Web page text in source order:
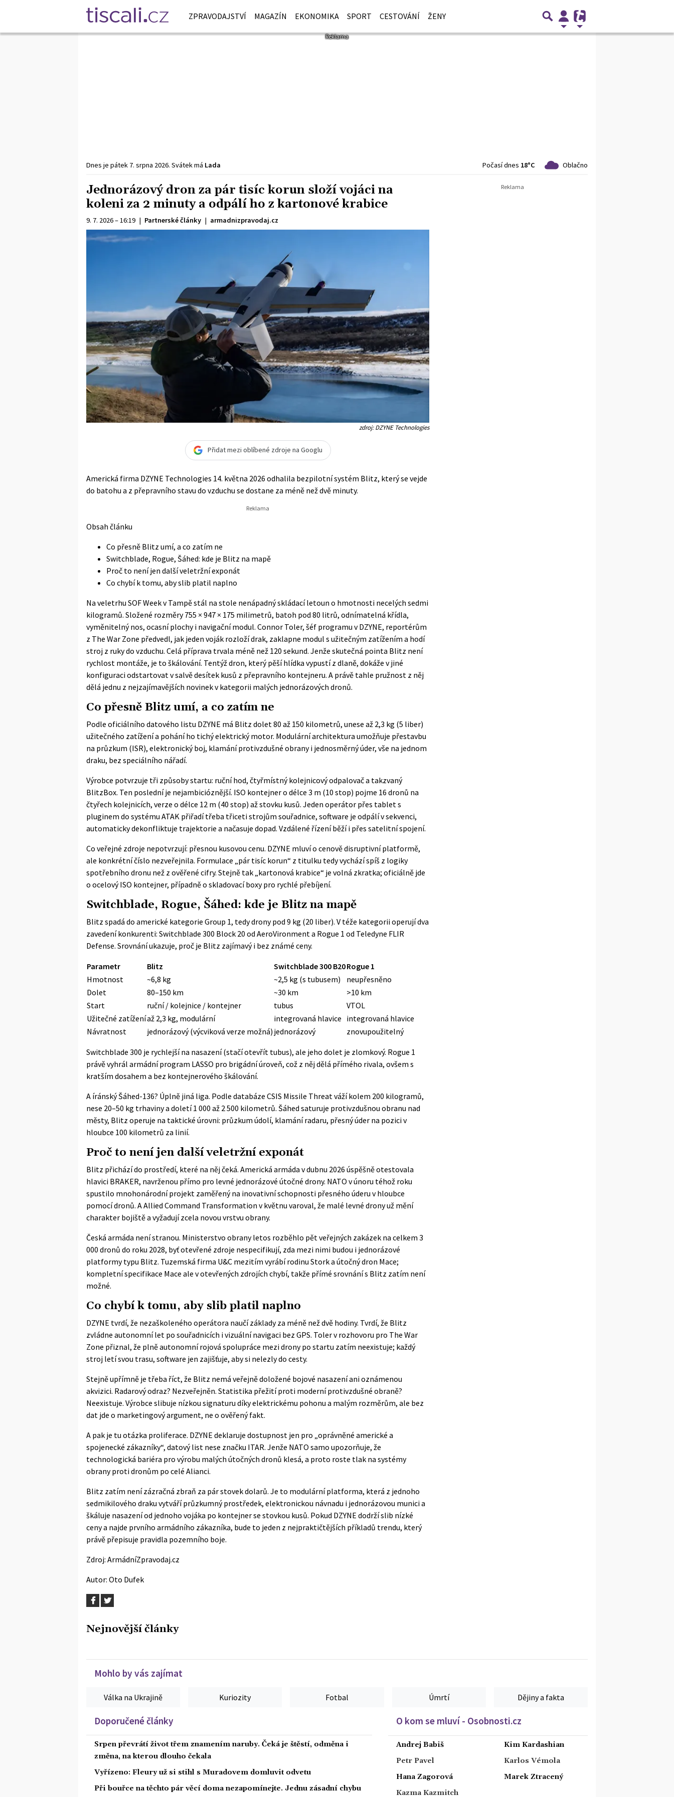
ZPRAVODAJSTVÍ MAGAZÍN EKONOMIKA SPORT CESTOVÁNÍ ŽENY
Dnes je pátek 7. srpna 2026. Svátek má Lada Počasí dnes 18°C Oblačno
Jednorázový dron za pár tisíc korun složí vojáci na
koleni za 2 minuty a odpálí ho z kartonové krabice
9. 7. 2026 – 16:19 | Partnerské články | armadnizpravodaj.cz
zdroj: DZYNE Technologies
Přidat mezi oblíbené zdroje na Googlu
Americká firma DZYNE Technologies 14. května 2026 odhalila bezpilotní systém Blitz, který se vejde
do batohu a z přepravního stavu do vzduchu se dostane za méně než dvě minuty.
Obsah článku
Co přesně Blitz umí, a co zatím ne
Switchblade, Rogue, Šáhed: kde je Blitz na mapě
Proč to není jen další veletržní exponát
Co chybí k tomu, aby slib platil naplno
Na veletrhu SOF Week v Tampě stál na stole nenápadný skládací letoun o hmotnosti necelých sedmi
kilogramů. Složené rozměry 755 × 947 × 175 milimetrů, batoh pod 80 litrů, odnímatelná křídla,
vyměnitelný nos, ocasní plochy i navigační modul. Connor Toler, šéf programu v DZYNE, reportérům
z The War Zone předvedl, jak jeden voják rozloží drak, zaklapne modul s užitečným zatížením a hodí
stroj z ruky do vzduchu. Celá příprava trvala méně než 120 sekund. Jenže skutečná pointa Blitz není
rychlost montáže, je to škálování. Tentýž dron, který pěší hlídka vypustí z dlaně, dokáže v jiné
konfiguraci odstartovat v salvě desítek kusů z přepravního kontejneru. A právě tahle pružnost z něj
dělá jednu z nejzajímavějších novinek v kategorii malých jednorázových dronů.
Co přesně Blitz umí, a co zatím ne
Podle oficiálního datového listu DZYNE má Blitz dolet 80 až 150 kilometrů, unese až 2,3 kg (5 liber)
užitečného zatížení a pohání ho tichý elektrický motor. Modulární architektura umožňuje přestavbu
na průzkum (ISR), elektronický boj, klamání protivzdušné obrany i jednosměrný úder, vše na jednom
draku, bez speciálního nářadí.
Výrobce potvrzuje tři způsoby startu: ruční hod, čtyřmístný kolejnicový odpalovač a takzvaný
BlitzBox. Ten poslední je nejambicióznější. ISO kontejner o délce 3 m (10 stop) pojme 16 dronů na
čtyřech kolejnicích, verze o délce 12 m (40 stop) až stovku kusů. Jeden operátor přes tablet s
pluginem do systému ATAK přiřadí třeba třiceti strojům souřadnice, software je odpálí v sekvenci,
automaticky dekonfliktuje trajektorie a načasuje dopad. Vzdálené řízení běží i přes satelitní spojení.
Co veřejné zdroje nepotvrzují: přesnou kusovou cenu. DZYNE mluví o cenově disruptivní platformě,
ale konkrétní číslo nezveřejnila. Formulace „pár tisíc korun“ z titulku tedy vychází spíš z logiky
spotřebního dronu než z ověřené cifry. Stejně tak „kartonová krabice“ je volná zkratka; oficiálně jde
o ocelový ISO kontejner, případně o skladovací boxy pro rychlé přebíjení.
Switchblade, Rogue, Šáhed: kde je Blitz na mapě
Blitz spadá do americké kategorie Group 1, tedy drony pod 9 kg (20 liber). V téže kategorii operují dva
zavedení konkurenti: Switchblade 300 Block 20 od AeroVironment a Rogue 1 od Teledyne FLIR
Defense. Srovnání ukazuje, proč je Blitz zajímavý i bez známé ceny.
Parametr Blitz Switchblade 300 B20Rogue 1
Hmotnost
~6,8 kg ~2,5 kg (s tubusem)
neupřesněno
Dolet
80–150 km ~30 km
>10 km
Start
ruční / kolejnice / kontejner tubus
VTOL
Užitečné zatíženíaž 2,3 kg, modulární integrovaná hlavice integrovaná hlavice
Návratnost
jednorázový (výcviková verze možná) jednorázový znovupoužitelný
Switchblade 300 je rychlejší na nasazení (stačí otevřít tubus), ale jeho dolet je zlomkový. Rogue 1
právě vyhrál armádní program LASSO pro brigádní úroveň, což z něj dělá přímého rivala, ovšem s
kratším dosahem a bez kontejnerového škálování.
A íránský Šáhed-136? Úplně jiná liga. Podle databáze CSIS Missile Threat váží kolem 200 kilogramů,
nese 20–50 kg trhaviny a doletí 1 000 až 2 500 kilometrů. Šáhed saturuje protivzdušnou obranu nad
městy, Blitz operuje na taktické úrovni: průzkum údolí, klamání radaru, přesný úder na pozici v
hloubce 100 kilometrů za linií.
Proč to není jen další veletržní exponát
Blitz přichází do prostředí, které na něj čeká. Americká armáda v dubnu 2026 úspěšně otestovala
hlavici BRAKER, navrženou přímo pro levné jednorázové útočné drony. NATO v únoru téhož roku
spustilo mnohonárodní projekt zaměřený na inovativní schopnosti přesného úderu v hloubce
pomocí dronů. A Allied Command Transformation v květnu varoval, že malé levné drony už mění
charakter bojiště a vyžadují zcela novou vrstvu obrany.
Česká armáda není stranou. Ministerstvo obrany letos rozběhlo pět veřejných zakázek na celkem 3
000 dronů do roku 2028, byť otevřené zdroje nespecifikují, zda mezi nimi budou i jednorázové
platformy typu Blitz. Tuzemská firma U&C mezitím vyrábí rodinu Stork a útočný dron Mace;
kompletní specifikace Mace ale v otevřených zdrojích chybí, takže přímé srovnání s Blitz zatím není
možné.
Co chybí k tomu, aby slib platil naplno
DZYNE tvrdí, že nezaškoleného operátora naučí základy za méně než dvě hodiny. Tvrdí, že Blitz
zvládne autonomní let po souřadnicích i vizuální navigaci bez GPS. Toler v rozhovoru pro The War
Zone přiznal, že plně autonomní rojová spolupráce mezi drony po startu zatím neexistuje; každý
stroj letí svou trasu, software jen zajišťuje, aby si nelezly do cesty.
Stejně upřímně je třeba říct, že Blitz nemá veřejně doložené bojové nasazení ani oznámenou
akvizici. Radarový odraz? Nezveřejněn. Statistika přežití proti moderní protivzdušné obraně?
Neexistuje. Výrobce slibuje nízkou signaturu díky elektrickému pohonu a malým rozměrům, ale bez
dat jde o marketingový argument, ne o ověřený fakt.
A pak je tu otázka proliferace. DZYNE deklaruje dostupnost jen pro „oprávněné americké a
spojenecké zákazníky“, datový list nese značku ITAR. Jenže NATO samo upozorňuje, že
technologická bariéra pro výrobu malých útočných dronů klesá, a proto roste tlak na systémy
obrany proti dronům po celé Alianci.
Blitz zatím není zázračná zbraň za pár stovek dolarů. Je to modulární platforma, která z jednoho
sedmikilového draku vytváří průzkumný prostředek, elektronickou návnadu i jednorázovou munici a
škáluje nasazení od jednoho vojáka po kontejner se stovkou kusů. Pokud DZYNE dodrží slib nízké
ceny a najde prvního armádního zákazníka, bude to jeden z nejpraktičtějších příkladů trendu, který
právě přepisuje pravidla pozemního boje.
Zdroj: ArmádníZpravodaj.cz
Autor: Oto Dufek
Nejnovější články
Mohlo by vás zajímat
Válka na Ukrajině Kuriozity Fotbal Úmrtí Dějiny a fakta
Doporučené články
Srpen převrátí život třem znamením naruby. Čeká je štěstí, odměna i
změna, na kterou dlouho čekala
Vyřízeno: Fleury už si stihl s Muradovem domluvit odvetu
Při bouřce na těchto pár věcí doma nezapomínejte. Jednu zásadní chybu
O kom se mluví - Osobnosti.cz
Andrej Babiš
Petr Pavel
Hana Zagorová
Kazma Kazmitch
Kim Kardashian
Karlos Vémola
Marek Ztracený